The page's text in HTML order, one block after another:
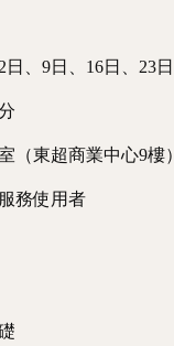
、9日、16日、23
（東超商業中心9樓）
務使用者